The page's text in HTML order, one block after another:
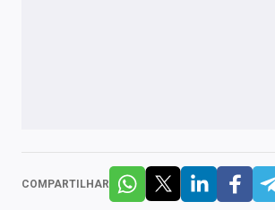
COMPARTILHAR